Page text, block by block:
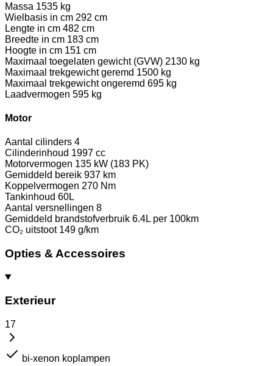
Massa 1535 kg
Wielbasis in cm 292 cm
Lengte in cm 482 cm
Breedte in cm 183 cm
Hoogte in cm 151 cm
Maximaal toegelaten gewicht (GVW) 2130 kg
Maximaal trekgewicht geremd 1500 kg
Maximaal trekgewicht ongeremd 695 kg
Laadvermogen 595 kg
Motor
Aantal cilinders 4
Cilinderinhoud 1997 cc
Motorvermogen 135 kW (183 PK)
Gemiddeld bereik 937 km
Koppelvermogen 270 Nm
Tankinhoud 60L
Aantal versnellingen 8
Gemiddeld brandstofverbruik 6.4L per 100km
CO₂ uitstoot 149 g/km
Opties & Accessoires
Exterieur
17
bi-xenon koplampen